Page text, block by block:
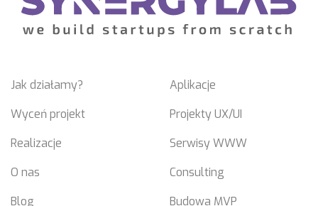
Jak działamy?
Wyceń projekt
Realizacje
O nas
Blog
Aplikacje
Projekty UX/UI
Serwisy WWW
Consulting
Budowa MVP